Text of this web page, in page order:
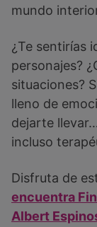
mundo
¿Te sentirías
personajes?
situaciones?
lleno de
dejarte
incluso
Disfruta de
encuentra
Albert